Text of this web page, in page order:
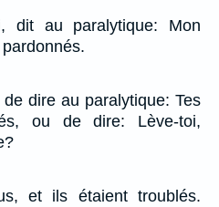
dit au paralytique: Mon
dire au paralytique: Tes
ou de dire: Lève-toi,
et ils étaient troublés.